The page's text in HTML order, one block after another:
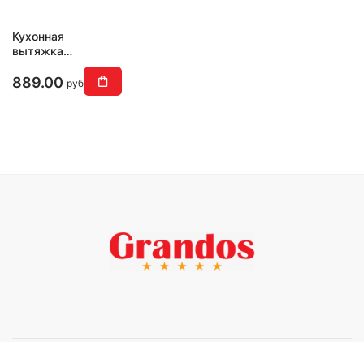
Кухонная
вытяжка
Fantasy Light 60
889.00 руб